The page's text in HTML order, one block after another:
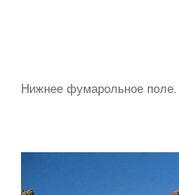
Нижнее фумарольное поле.